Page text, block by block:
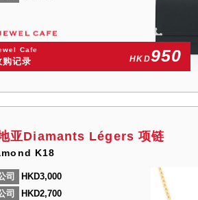
Cafe
购记录 HKD950
亚Diamants Légers 项链
K18
司
HKD3,000
司
HKD2,700